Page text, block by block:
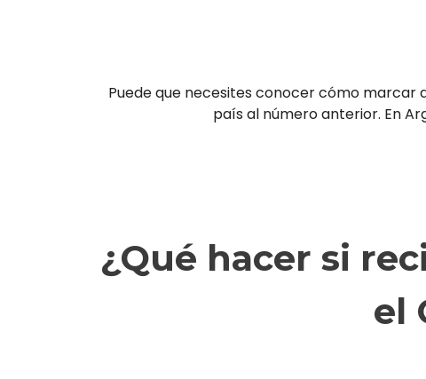
Puede que necesites conocer cómo marcar
país al número anterior. En
¿Qué hacer si
el